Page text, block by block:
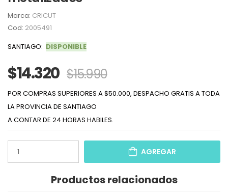
Marca: CRICUT
Cod: 2005491
SANTIAGO: DISPONIBLE
$14.320 $15.990
POR COMPRAS SUPERIORES A $50.000, DESPACHO GRATIS A TODA
LA PROVINCIA DE SANTIAGO
A CONTAR DE 24 HORAS HABILES.
AGREGAR
Productos relacionados